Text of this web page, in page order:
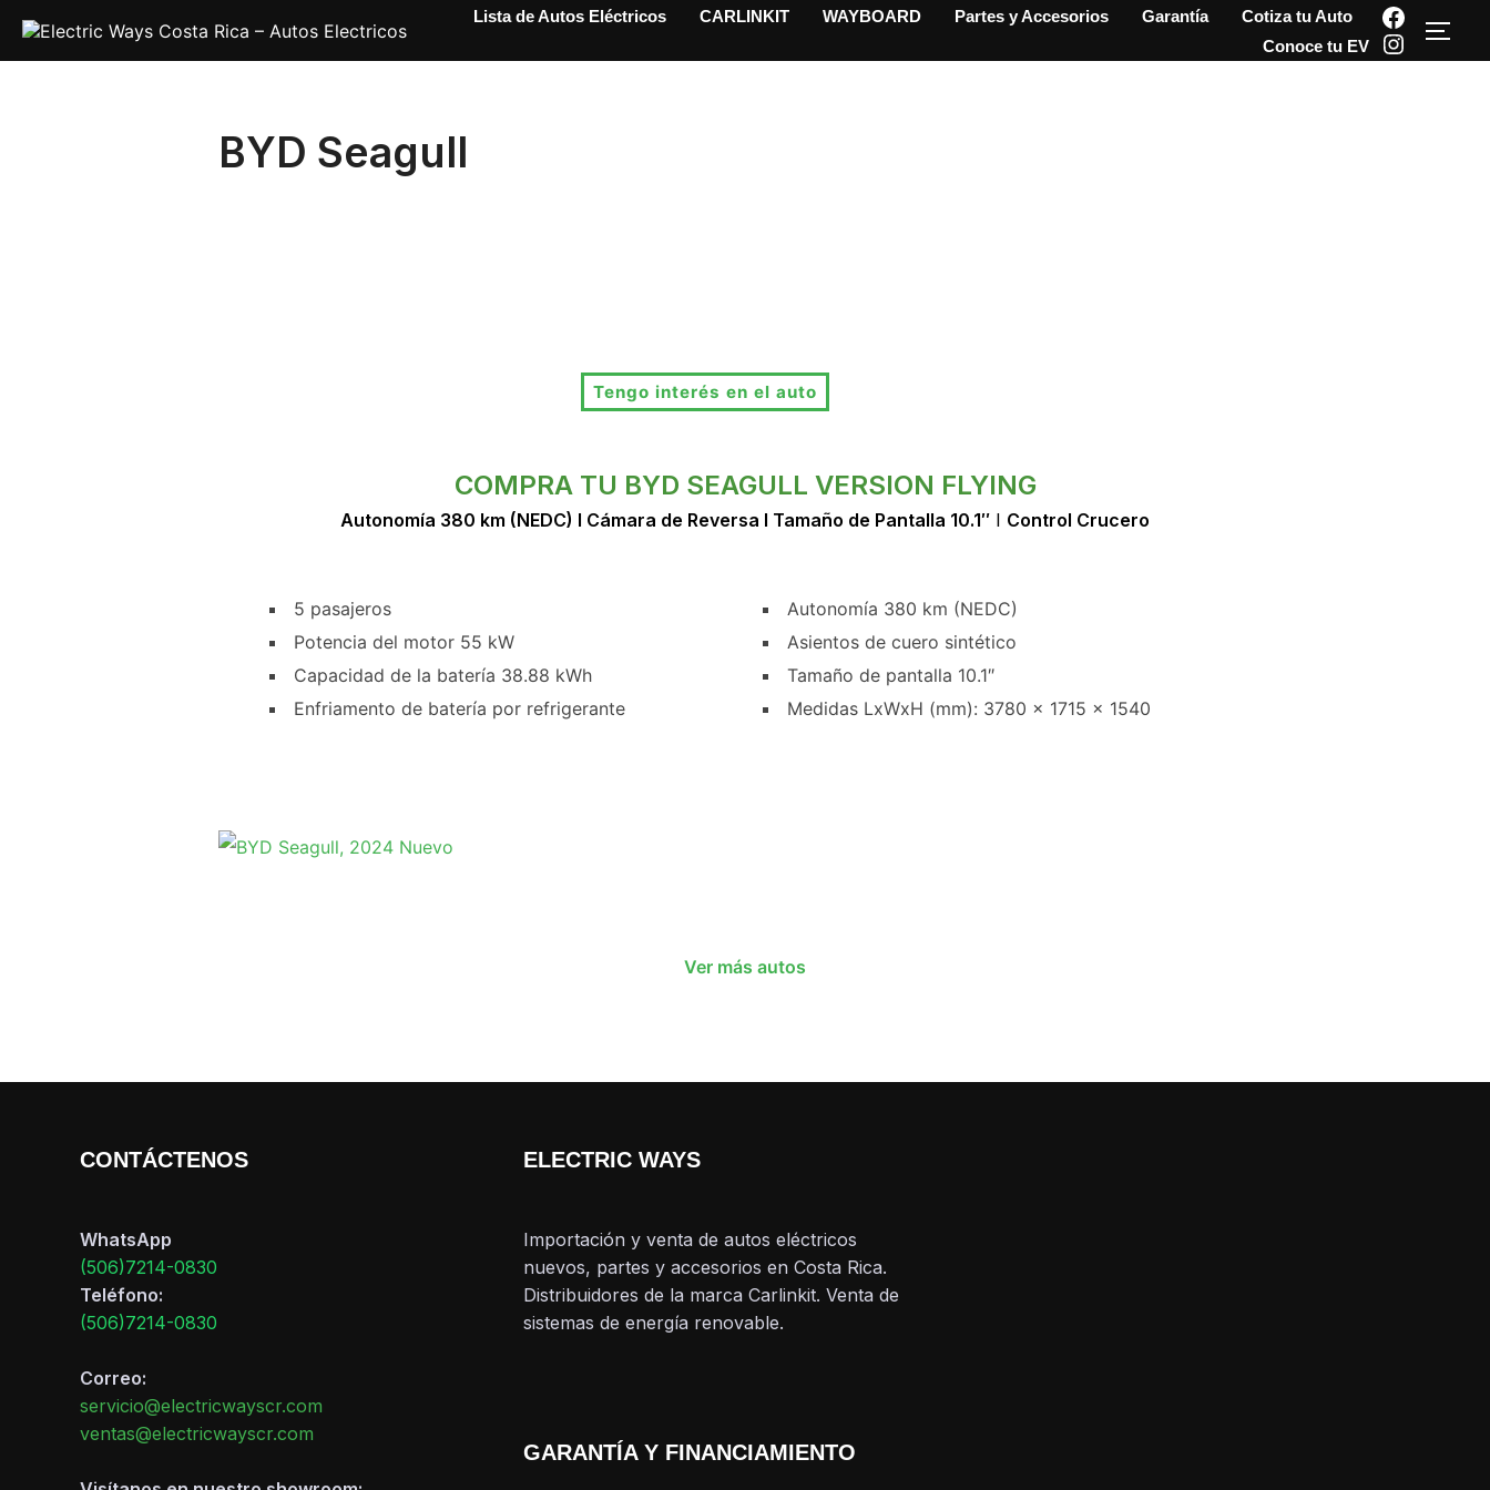
Lista de Autos Eléctricos CARLINKIT WAYBOARD Partes y Accesorios Garantía
Cotiza tu Auto
Conoce tu EV
BYD Seagull
Tengo interés en el auto
COMPRA TU BYD SEAGULL VERSION FLYING
Autonomía 380 km (NEDC) I Cámara de Reversa I Tamaño de Pantalla 10.1″ I Control Crucero
5 pasajeros
Potencia del motor 55 kW
Capacidad de la batería 38.88 kWh
Enfriamento de batería por refrigerante
Autonomía 380 km (NEDC)
Asientos de cuero sintético
Tamaño de pantalla 10.1″
Medidas LxWxH (mm): 3780 x 1715 x 1540
Ver más autos
CONTÁCTENOS
WhatsApp
(506)7214-0830
Teléfono:
(506)7214-0830
Correo:
servicio@electricwayscr.com
ventas@electricwayscr.com
ELECTRIC WAYS
Importación y venta de autos eléctricos
nuevos, partes y accesorios en Costa Rica.
Distribuidores de la marca Carlinkit. Venta de
sistemas de energía renovable.
GARANTÍA Y FINANCIAMIENTO